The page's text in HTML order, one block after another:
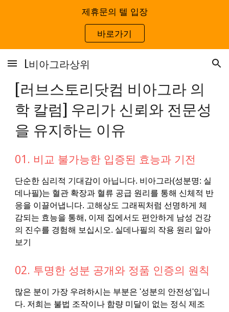
제휴문의 텔 입장
바로가기
L비아그라상위
[러브스토리닷컴 비아그라 의
학 칼럼] 우리가 신뢰와 전문성
을 유지하는 이유
01. 비교 불가능한 입증된 효능과 기전
단순한 심리적 기대감이 아닙니다. 비아그라(성분명: 실
데나필)는 혈관 확장과 혈류 공급 원리를 통해 신체적 반
응을 이끌어냅니다. 고해상도 그래픽처럼 선명하게 체
감되는 효능을 통해, 이제 집에서도 편안하게 남성 건강
의 진수를 경험해 보십시오. 실데나필의 작용 원리 알아
보기
02. 투명한 성분 공개와 정품 인증의 원칙
많은 분이 가장 우려하시는 부분은 '성분의 안전성'입니
다. 저희는 불법 조작이나 함량 미달이 없는 정식 제조